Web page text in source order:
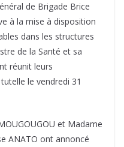
de Brigade Brice
à la mise à disposition
dans les structures
de la Santé et sa
réunit leurs
le vendredi 31
et Madame
ANATO ont annoncé